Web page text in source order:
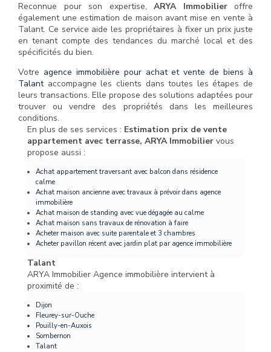
Reconnue pour son expertise, ARYA Immobilieroffre
également une estimation de maison avant mise en vente à
Talant. Ce service aide les propriétaires à fixer un prix juste
en tenant compte des tendances du marché local et des
spécificités du bien.
Votre agence immobilière pour achat et vente de biens à
Talantaccompagne les clients dans toutes les étapes de
leurs transactions. Elle propose des solutions adaptées pour
trouver ou vendre des propriétés dans les meilleures
conditions.
En plus de ses services : Estimation prix de vente
appartement avec terrasse, ARYA Immobilier vous
propose aussi :
Achat appartement traversant avec balcon dans résidence
calme
Achat maison ancienne avec travaux à prévoir dans agence
immobilière
Achat maison de standing avec vue dégagée au calme
Achat maison sans travaux de rénovation à faire
Acheter maison avec suite parentale et 3 chambres
Acheter pavillon récent avec jardin plat par agence immobilière
Talant
ARYA Immobilier Agence immobilière intervient à
proximité de :
Dijon
Fleurey-sur-Ouche
Pouilly-en-Auxois
Sombernon
Talant